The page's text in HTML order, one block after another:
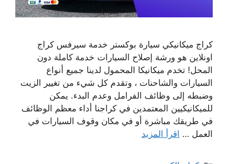
كراج ميكانيكي سيارة بوكستر خدمة سيرفس كراج
اونلاين هو ورشة إصلاح السيارات خدمة كاملة دون
المحل! تخدم ميكانيكا المحمول لدينا جميع أنواع
السيارات والشاحنات ، وتقدم كل شيء من تغيير الزيت
وضبطه إلى وظائف الفرامل وعدم البدء. يمكن
للميكانيكيين المعتمدين في كراجنا أداء معظم الوظائف
في طريقك مباشرة أو في مكان وقوف السيارات في
العمل … اقرأ المزيد